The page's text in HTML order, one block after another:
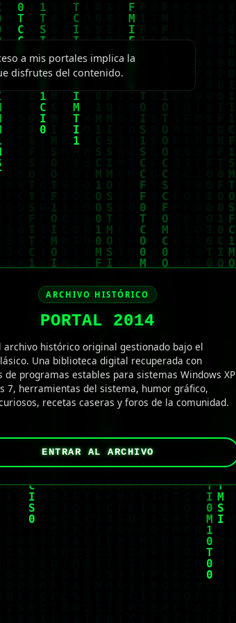
a mis portales implica la
disfrutes del contenido.
ARCHIVO HISTÓRICO
PORTAL 2014
archivo histórico original gestionado bajo el
Una biblioteca digital recuperada con
de programas estables para sistemas Windows XP
7, herramientas del sistema, humor gráfico,
recetas caseras y foros de la comunidad.
ENTRAR AL ARCHIVO